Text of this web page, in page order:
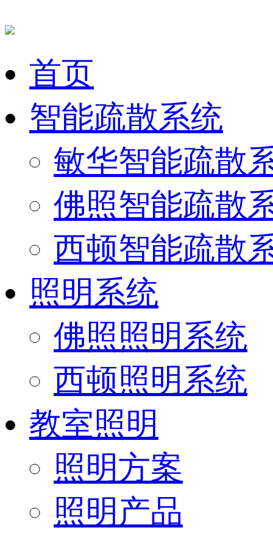
首页
智能疏散系统
敏华智能疏散
佛照智能疏散
西顿智能疏散
照明系统
佛照照明系统
西顿照明系统
教室照明
照明方案
照明产品